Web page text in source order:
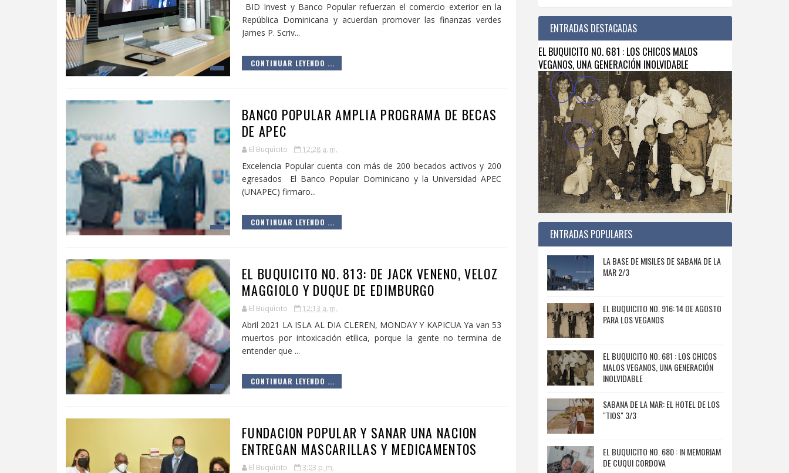
BID Invest y Banco Popular refuerzan el comercio exterior en la
República Dominicana y acuerdan promover las finanzas verdes
James P. Scriv...
CONTINUAR LEYENDO ...
BANCO POPULAR AMPLIA PROGRAMA DE BECAS
DE APEC
El Buquìcito 12:28 a. m.
Excelencia Popular cuenta con más de 200 becados activos y 200
egresados El Banco Popular Dominicano y la Universidad APEC
(UNAPEC) firmaro...
CONTINUAR LEYENDO ...
EL BUQUICITO NO. 813: DE JACK VENENO, VELOZ
MAGGIOLO Y DUQUE DE EDIMBURGO
El Buquìcito 12:13 a. m.
Abril 2021 LA ISLA AL DIA CLEREN, MONDAY Y KAPICUA Ya van 53
muertos por intoxicación etílica, porque la gente no termina de
entender que ...
CONTINUAR LEYENDO ...
FUNDACION POPULAR Y SANAR UNA NACION
ENTREGAN MASCARILLAS Y MEDICAMENTOS
El Buquìcito 3:03 p. m.
ENTRADAS DESTACADAS
EL BUQUICITO NO. 681 : LOS CHICOS MALOS
VEGANOS, UNA GENERACIÓN INOLVIDABLE
ENTRADAS POPULARES
LA BASE DE MISILES DE SABANA DE LA
MAR 2/3
EL BUQUICITO NO. 916: 14 DE AGOSTO
PARA LOS VEGANOS
EL BUQUICITO NO. 681 : LOS CHICOS
MALOS VEGANOS, UNA GENERACIÓN
INOLVIDABLE
SABANA DE LA MAR: EL HOTEL DE LOS
"TIOS" 3/3
EL BUQUICITO NO. 680 : IN MEMORIAM
DE CUQUI CORDOVA